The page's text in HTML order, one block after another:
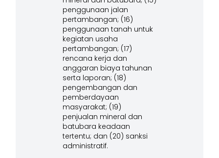
penggunaan jalan
pertambangan; (16)
penggunaan tanah untuk
kegiatan usaha
pertambangan; (17)
rencana kerja dan
anggaran biaya tahunan
serta laporan; (18)
pengembangan dan
pemberdayaan
masyarakat; (19)
penjualan mineral dan
batubara keadaan
tertentu; dan (20) sanksi
administratif.